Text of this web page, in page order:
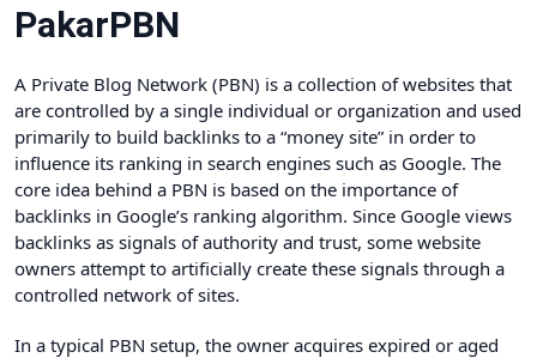
PakarPBN
A Private Blog Network (PBN) is a collection of websites that
are controlled by a single individual or organization and used
primarily to build backlinks to a “money site” in order to
influence its ranking in search engines such as Google. The
core idea behind a PBN is based on the importance of
backlinks in Google’s ranking algorithm. Since Google views
backlinks as signals of authority and trust, some website
owners attempt to artificially create these signals through a
controlled network of sites.
In a typical PBN setup, the owner acquires expired or aged